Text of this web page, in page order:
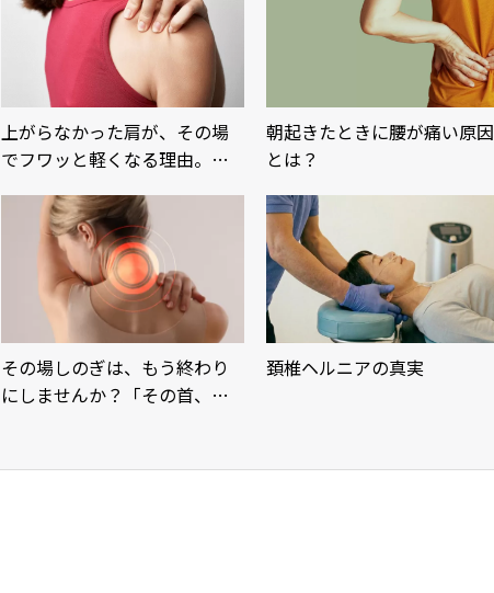
上がらなかった肩が、その場
でフワッと軽くなる理由。…
朝起きたときに腰が痛い原因
とは？
その場しのぎは、もう終わり
にしませんか？「その首、…
頚椎ヘルニアの真実